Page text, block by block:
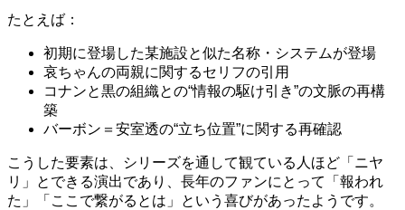
たとえば：
初期に登場した某施設と似た名称・システムが登場
哀ちゃんの両親に関するセリフの引用
コナンと黒の組織との“情報の駆け引き”の文脈の再構
築
バーボン＝安室透の“立ち位置”に関する再確認
こうした要素は、シリーズを通して観ている人ほど「ニヤ
リ」とできる演出であり、長年のファンにとって「報われ
た」「ここで繋がるとは」という喜びがあったようです。